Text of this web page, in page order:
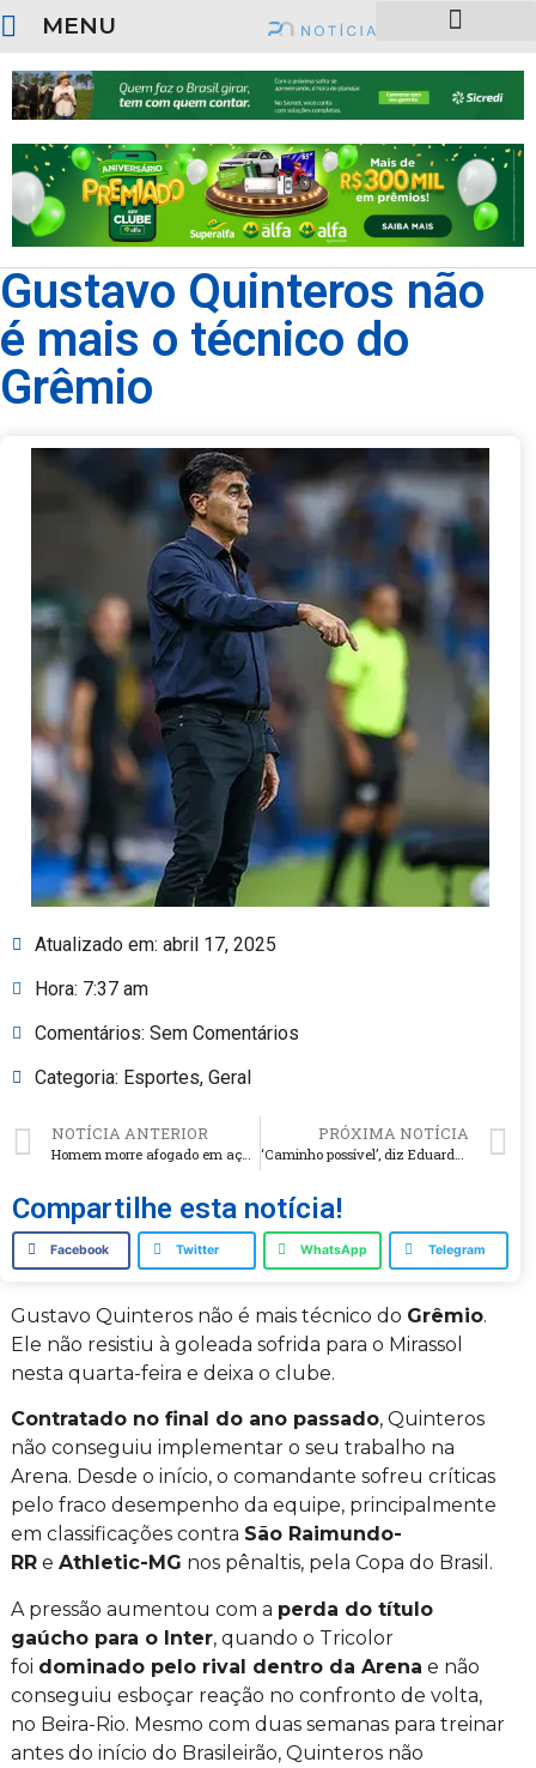
MENU
Gustavo Quinteros não
é mais o técnico do
Grêmio
Atualizado em: abril 17, 2025
Hora: 7:37 am
Comentários: Sem Comentários
Categoria: Esportes, Geral
NOTÍCIA ANTERIOR PRÓXIMA NOTÍCIA
Compartilhe esta notícia!
Facebook Twitter WhatsApp Telegram
Gustavo Quinteros não é mais técnico do Grêmio.
Ele não resistiu à goleada sofrida para o Mirassol
nesta quarta-feira e deixa o clube.
Contratado no final do ano passado, Quinteros
não conseguiu implementar o seu trabalho na
Arena. Desde o início, o comandante sofreu críticas
pelo fraco desempenho da equipe, principalmente
em classificações contra São Raimundo-
RRe Athletic-MG nos pênaltis, pela Copa do Brasil.
A pressão aumentou com a perda do título
gaúcho para o Inter, quando o Tricolor
foi dominado pelo rival dentro da Arena e não
conseguiu esboçar reação no confronto de volta,
no Beira-Rio. Mesmo com duas semanas para treinar
antes do início do Brasileirão, Quinteros não